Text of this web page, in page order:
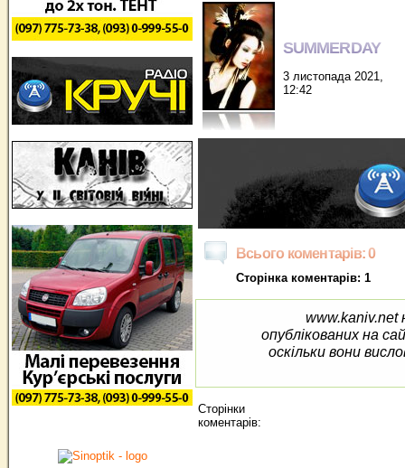
SUMMERDAY
3 листопада 2021,
12:42
Всього коментарів: 0
Сторінка коментарів: 1
www.kaniv.net
опублікованих на
оскільки вони
Сторінки
коментарів: